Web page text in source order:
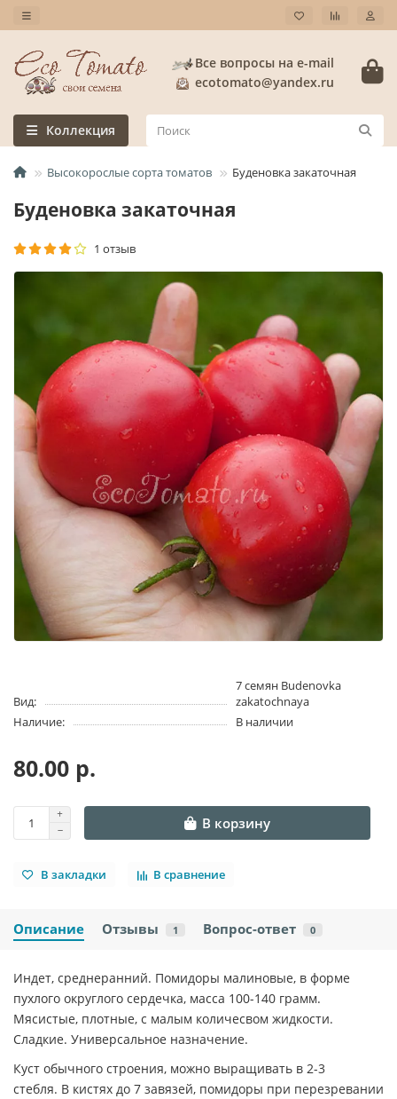
Все вопросы на e-mail
ecotomato@yandex.ru
Коллекция
Высокорослые сорта томатов Буденовка закаточная
Буденовка закаточная
1 отзыв
Вид:
7 семян Budenovka
zakatochnaya
Наличие:
В наличии
80.00 р.
В корзину
В закладки В сравнение
Описание Отзывы 1 Вопрос-ответ 0
Индет, среднеранний. Помидоры малиновые, в форме
пухлого округлого сердечка, масса 100-140 грамм.
Мясистые, плотные, с малым количесвом жидкости.
Сладкие. Универсальное назначение.
Куст обычного строения, можно выращивать в 2-3
стебля. В кистях до 7 завязей, помидоры при перезревании